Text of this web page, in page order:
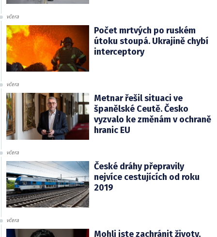
včera
Počet mrtvých po ruském
útoku stoupá. Ukrajině chybí
interceptory
včera
Metnar řešil situaci ve
španělské Ceutě. Česko
vyzvalo ke změnám v ochraně
hranic EU
včera
České dráhy přepravily
nejvíce cestujících od roku
2019
včera
Mohli jste zachránit životy,